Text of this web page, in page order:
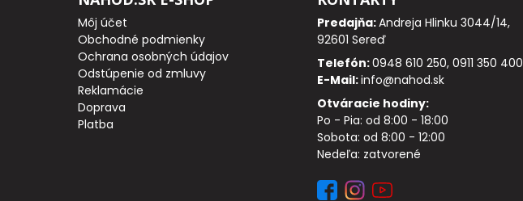
Môj účet
Obchodné podmienky
Ochrana osobných údajov
Odstúpenie od zmluvy
Reklamácie
Doprava
Platba
Predajňa:Andreja Hlinku 3044/14,
92601 Sereď
Telefón:0948 610 250, 0911 350 400
E-Mail:info@nahod.sk
Otváracie hodiny:
Po - Pia: od 8:00 - 18:00
Sobota: od 8:00 - 12:00
Nedeľa: zatvorené
PRÍVLAČOVÉ